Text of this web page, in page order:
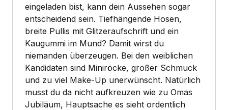
eingeladen bist, kann dein Aussehen sogar
entscheidend sein. Tiefhängende Hosen,
breite Pullis mit Glitzeraufschrift und ein
Kaugummi im Mund? Damit wirst du
niemanden überzeugen. Bei den weiblichen
Kandidaten sind Miniröcke, großer Schmuck
und zu viel Make-Up unerwünscht. Natürlich
musst du da nicht aufkreuzen wie zu Omas
Jubiläum, Hauptsache es sieht ordentlich